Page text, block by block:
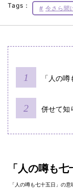
Tags： 今さら聞
「人の
併せて知
「人の噂も
「人の噂も七十五日」の